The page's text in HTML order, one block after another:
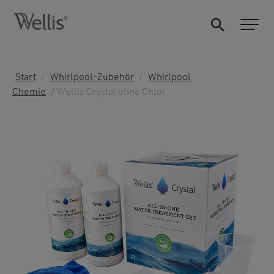
Start / Whirlpool-Zubehör /
Whirlpool
Chemie
/ Wellis Crystal ohne Chlor